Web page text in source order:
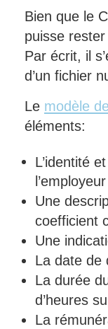
Bien que le
puisse
Par écrit, il
d’un fichier
Le modèle
éléments:
L’identité
l’employeur
Une
coefficient
Une
La date de
La durée
d’heures
La